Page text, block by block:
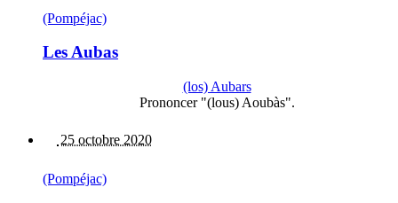
(Pompéjac)
Les Aubas
(los) Aubars
Prononcer "(lous) Aoubàs".
25 octobre 2020
(Pompéjac)